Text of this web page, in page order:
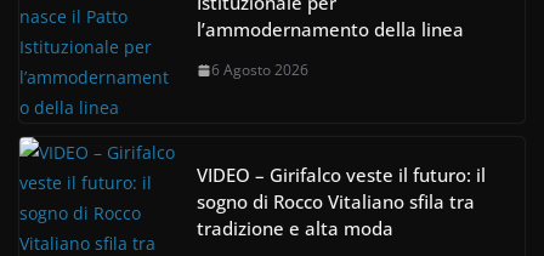
l’ammodernamento della linea
6 Agosto 2026
VIDEO – Girifalco veste il futuro: il
sogno di Rocco Vitaliano sfila tra
tradizione e alta moda